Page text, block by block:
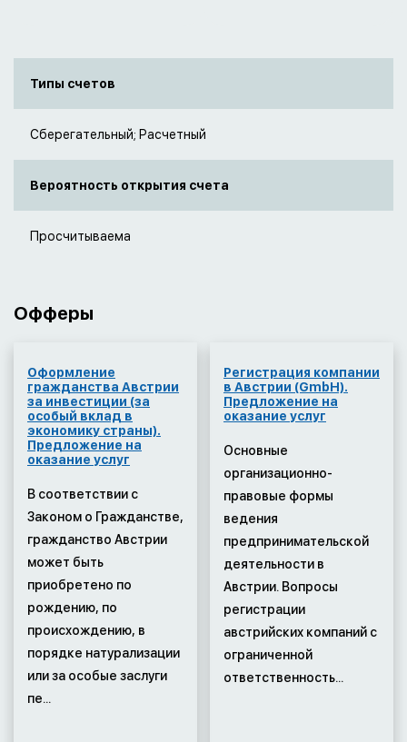
Типы счетов
Сберегательный; Расчетный
Вероятность открытия счета
Просчитываема
Офферы
Оформление
гражданства Австрии
за инвестиции (за
особый вклад в
экономику страны).
Предложение на
оказание услуг
В соответствии с
Законом о Гражданстве,
гражданство Австрии
может быть
приобретено по
рождению, по
происхождению, в
порядке натурализации
или за особые заслуги
пе...
Регистрация компании
в Австрии (GmbH).
Предложение на
оказание услуг
Основные
организационно-
правовые формы
ведения
предпринимательской
деятельности в
Австрии. Вопросы
регистрации
австрийских компаний с
ограниченной
ответственность...